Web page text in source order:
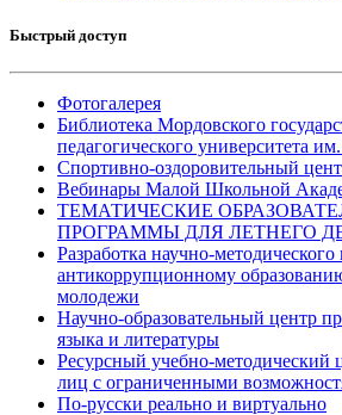
Быстрый доступ
Фотогалерея
Библиотека Мордовского
педагогического университета
Спортивно-оздоровительный
Вебинары Малой Школьной
ТЕМАТИЧЕСКИЕ
ПРОГРАММЫ ДЛЯ ЛЕТНЕГО
Разработка научно-
антикоррупционному
молодежи
Научно-образовательный центр
языка и литературы
Ресурсный учебно-методический
лиц с ограниченными
По-русски реально и виртуально